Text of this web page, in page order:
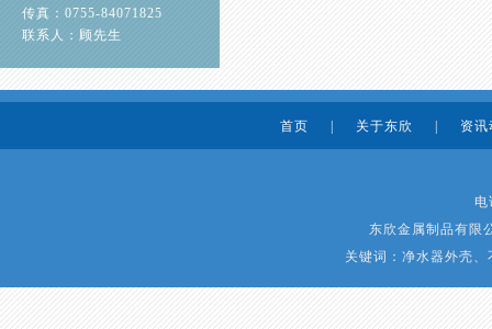
传真：0755-84071825
联系人：顾先生
首页 关于东欣 资讯
东欣金属制品有
关键词：净水器外壳